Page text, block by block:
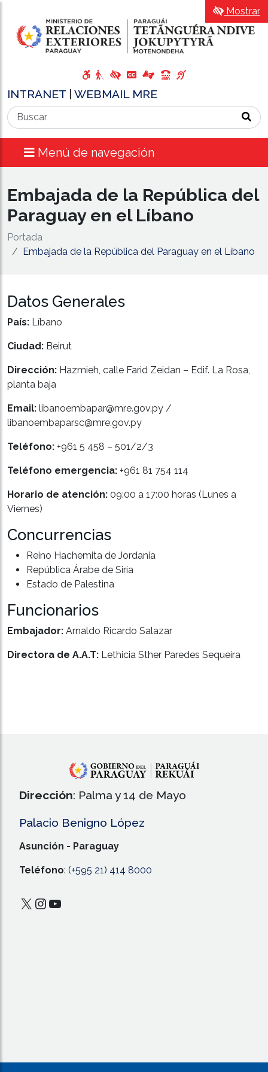
INTRANET WEBMAIL MRE
Menú de navegación
Mostrar
Embajada de la República del
Paraguay en el Líbano
Portada
Embajada de la República del Paraguay en el Líbano
Datos Generales
País: Líbano
Ciudad: Beirut
Dirección: Hazmieh, calle Farid Zeidan – Edif. La Rosa,
planta baja
Email: libanoembapar@mre.gov.py /
libanoembaparsc@mre.gov.py
Teléfono: +961 5 458 – 501/2/3
Teléfono emergencia: +961 81 754 114
Horario de atención: 09:00 a 17:00 horas (Lunes a
Viernes)
Concurrencias
Reino Hachemita de Jordania
República Árabe de Siria
Estado de Palestina
Funcionarios
Embajador: Arnaldo Ricardo Salazar
Directora de A.A.T: Lethicia Sther Paredes Sequeira
Dirección: Palma y 14 de Mayo
Palacio Benigno López
Asunción - Paraguay
Teléfono: (+595 21) 414 8000
X Instagram
YouTube